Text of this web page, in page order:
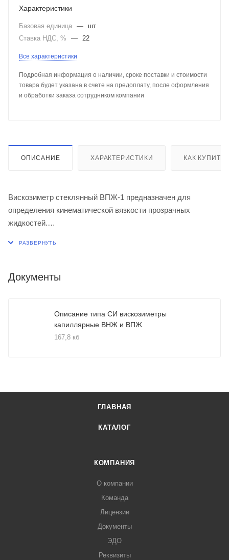
Характеристики
Базовая единица —
шт
Ставка НДС, %
— 22
Все характеристики
Подробная информация о наличии, сроке поставки и стоимости
товара будет указана в счете на предоплату, после оформления
и обработки заказа сотрудником компании
ОПИСАНИЕ ХАРАКТЕРИСТИКИ КАК КУПИТЬ
Вискозиметр стеклянный ВПЖ-1 предназначен для
определения кинематической вязкости прозрачных
жидкостей.
Диапазон измерений вязкости от 6 до 30 включительно
Документы
Описание типа СИ вискозиметры
капиллярные ВНЖ и ВПЖ
167,8 кб
ГЛАВНАЯ
КАТАЛОГ
КОМПАНИЯ
О компании
Команда
Лицензии
Документы
ЭДО
Реквизиты